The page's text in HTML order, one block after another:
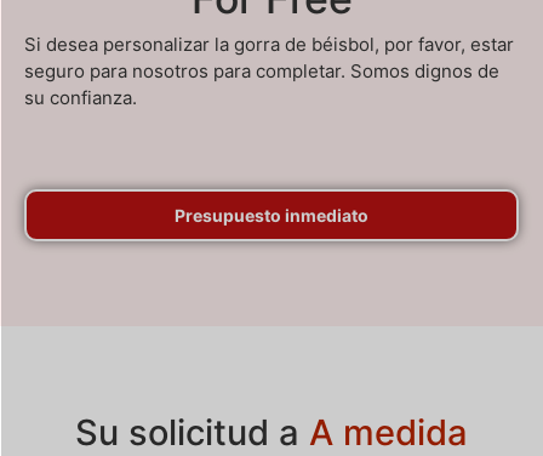
Si desea personalizar la gorra de béisbol, por favor, estar
seguro para nosotros para completar. Somos dignos de
su confianza.
Presupuesto inmediato
Su solicitud a A medida